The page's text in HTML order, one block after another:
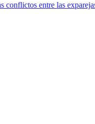
conflictos entre las